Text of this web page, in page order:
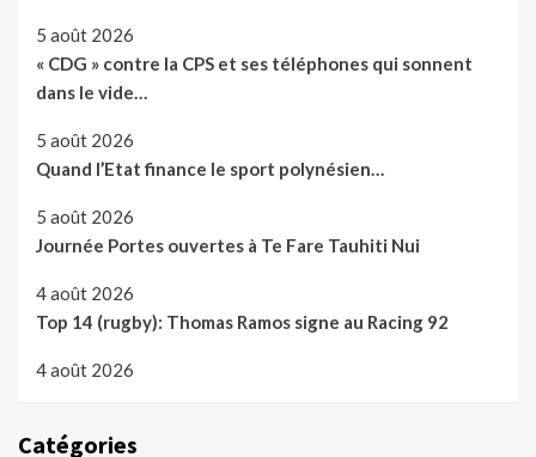
5 août 2026
« CDG » contre la CPS et ses téléphones qui sonnent
dans le vide…
5 août 2026
Quand l’Etat finance le sport polynésien…
5 août 2026
Journée Portes ouvertes à Te Fare Tauhiti Nui
4 août 2026
Top 14 (rugby): Thomas Ramos signe au Racing 92
4 août 2026
Catégories